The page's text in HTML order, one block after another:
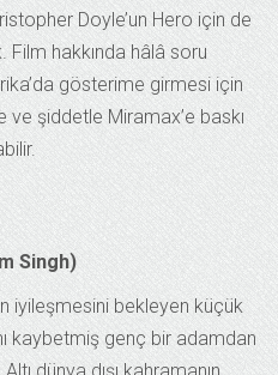
Doyle’un Hero için de
Film hakkında hâlâ soru
gösterime girmesi için
ve şiddetle Miramax’e baskı
Singh)
iyileşmesini bekleyen küçük
kaybetmiş genç bir adamdan